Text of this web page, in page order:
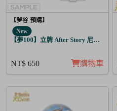
【夢谷-預購】
New
【夢100】立牌 After Story 尼洛 日覺
NT$ 650 購物車